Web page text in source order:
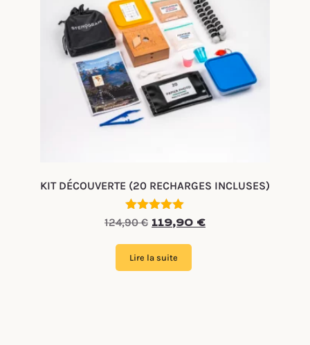
KIT DÉCOUVERTE (20 RECHARGES INCLUSES)
Note
5.00
sur 5
124,90€ 119,90 €
Lire la suite